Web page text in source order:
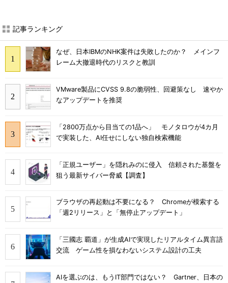
記事ランキング
なぜ、日本IBMのNHK案件は失敗したのか？ メインフ
レーム大撤退時代のリスクと教訓
VMware製品にCVSS 9.8の脆弱性、回避策なし 速やか
なアップデートを推奨
「2800万点から目当ての1品へ」 モノタロウが4カ月
で実装した、AI任せにしない独自検索機能
「正規ユーザー」を隠れみのに侵入 信頼された基盤を
狙う最新サイバー脅威【調査】
ブラウザの再起動は不要になる？ Chromeが模索する
「週2リリース」と「無停止アップデート」
「三國志 覇道」が生成AIで実現したリアルタイム異言語
交流 ゲーム性を損なわないシステム設計の工夫
AIを選ぶのは、もうIT部門ではない？ Gartner、日本の